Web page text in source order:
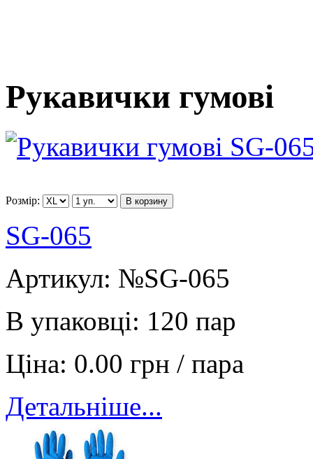
Рукавички гумові
Розмір: В корзину
SG-065
Артикул: №SG-065
В упаковці: 120 пар
Ціна: 0.00 грн / пара
Детальніше...